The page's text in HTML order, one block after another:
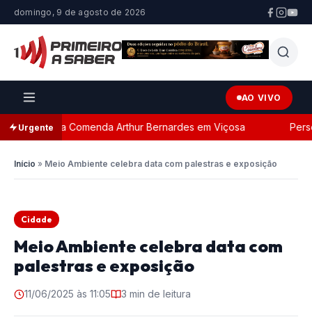
domingo, 9 de agosto de 2026
AO VIVO
Urgente
com a Comenda Arthur Bernardes em Viçosa
Início » Meio Ambiente celebra data com palestras e exposição
Cidade
Meio Ambiente celebra data com
palestras e exposição
11/06/2025 às 11:05 3 min de leitura